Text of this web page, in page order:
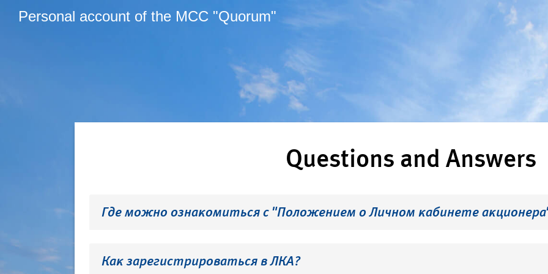
Personal account of the MCC "Quorum"
Questions and Answers
Где можно ознакомиться с "Положением о Личном кабинете
Как зарегистрироваться в ЛКА?